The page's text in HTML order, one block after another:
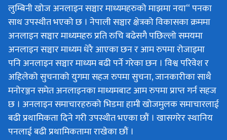
लुम्बिनी खोज अनलाइन सञ्चार माध्यमहरुको माझमा नया“ पनका
साथ उपस्थीत भएको छ । नेपाली सञ्चार क्षेत्रको विकासका क्रममा
अनलाइन सञ्चार माध्यमहरु प्रति रुचि बढेसगै पछिल्लो समयमा
अनलाइन सञ्चार माध्यम धेरै आएका छन र आम रुपमा रोजाइमा
पनि अनलाइन सञ्चार माध्यम बढी पर्ने गरेका छन । विश्व परिवेश र
अहिलेको सुचनाको युगमा सहज रुपमा सुचना, जानकारीका साथै
मनोरञ्जन समेत अनलाइनका माध्यमबाट आम रुपमा प्राप्त गर्न सहज
छ । अनलाइन समाचारहरुको भिडमा हामी खोजमुलक समाचारलाई
बढी प्रथामिकता दिने गरी उपस्थीत भएका छौं । खासगरेर स्थानिय
पनलाई बढी प्रथामिकतामा राखेका छौं ।